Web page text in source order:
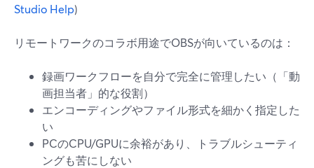
Studio Help)
リモートワークのコラボ用途でOBSが向いているのは：
録画ワークフローを自分で完全に管理したい（「動
画担当者」的な役割）
エンコーディングやファイル形式を細かく指定した
い
PCのCPU/GPUに余裕があり、トラブルシューティ
ングも苦にしない